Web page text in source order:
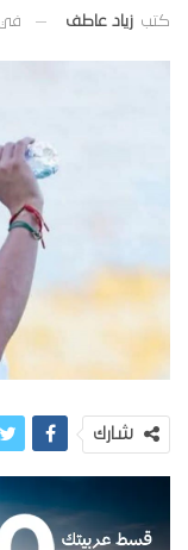
كتب زياد عاطف في
شارك